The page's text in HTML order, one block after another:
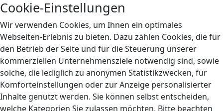
Cookie-Einstellungen
Wir verwenden Cookies, um Ihnen ein optimales
Webseiten-Erlebnis zu bieten. Dazu zählen Cookies, die für
den Betrieb der Seite und für die Steuerung unserer
kommerziellen Unternehmensziele notwendig sind, sowie
solche, die lediglich zu anonymen Statistikzwecken, für
Komforteinstellungen oder zur Anzeige personalisierter
Inhalte genutzt werden. Sie können selbst entscheiden,
welche Kategorien Sie zulassen möchten. Bitte beachten